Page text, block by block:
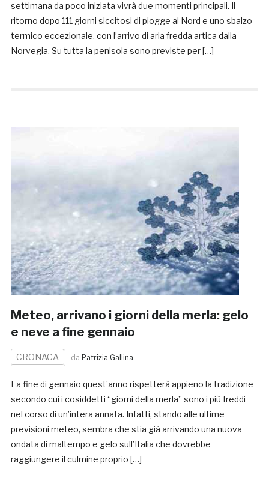
settimana da poco iniziata vivrà due momenti principali. Il
ritorno dopo 111 giorni siccitosi di piogge al Nord e uno sbalzo
termico eccezionale, con l’arrivo di aria fredda artica dalla
Norvegia. Su tutta la penisola sono previste per […]
Meteo, arrivano i giorni della merla: gelo
e neve a fine gennaio
CRONACA da Patrizia Gallina
La fine di gennaio quest’anno rispetterà appieno la tradizione
secondo cui i cosiddetti “giorni della merla” sono i più freddi
nel corso di un’intera annata. Infatti, stando alle ultime
previsioni meteo, sembra che stia già arrivando una nuova
ondata di maltempo e gelo sull’Italia che dovrebbe
raggiungere il culmine proprio […]